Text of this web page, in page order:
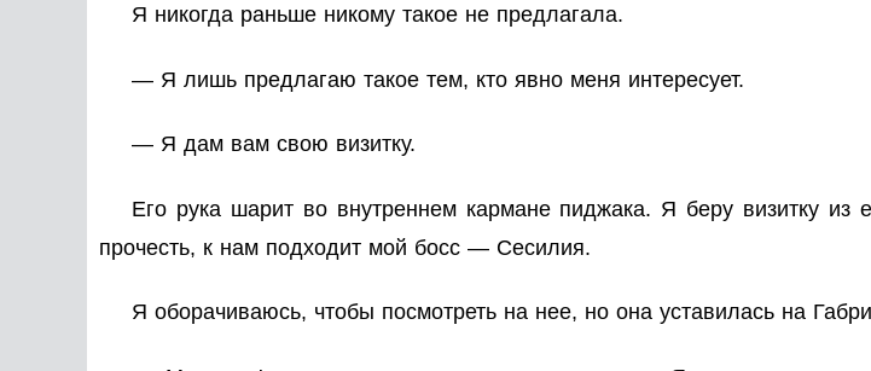
Я никогда раньше никому такое не предлагала.
— Я лишь предлагаю такое тем, кто явно меня интересует.
— Я дам вам свою визитку.
Его рука шарит во внутреннем кармане пиджака. Я беру визитку
прочесть, к нам подходит мой босс — Сесилия.
Я оборачиваюсь, чтобы посмотреть на нее, но она уставилась на